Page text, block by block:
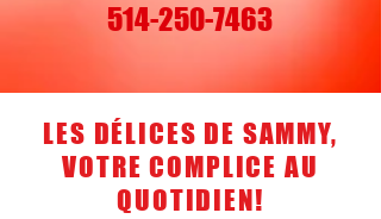
514-250-7463
LES DÉLICES DE SAMMY,
VOTRE COMPLICE AU
QUOTIDIEN!